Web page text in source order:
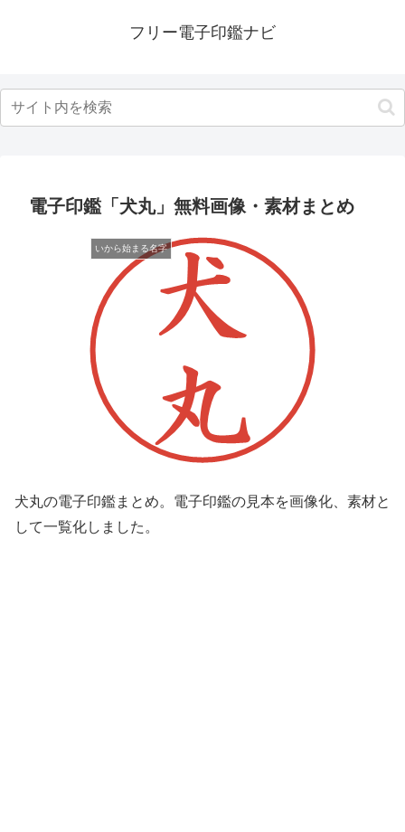
フリー電子印鑑ナビ
電子印鑑「犬丸」無料画像・素材まとめ
いから始まる名字
犬丸の電子印鑑まとめ。電子印鑑の見本を画像化、素材と
して一覧化しました。